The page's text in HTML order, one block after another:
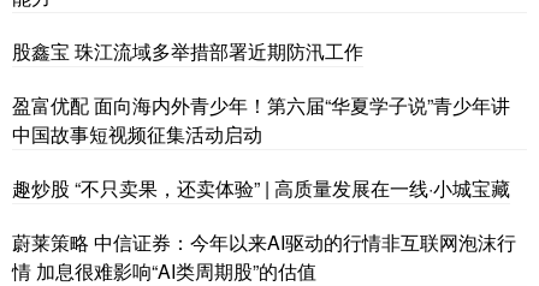
股鑫宝 珠江流域多举措部署近期防汛工作
盈富优配 面向海内外青少年！第六届“华夏学子说”青少年讲
中国故事短视频征集活动启动
趣炒股 “不只卖果，还卖体验” | 高质量发展在一线·小城宝藏
蔚莱策略 中信证券：今年以来AI驱动的行情非互联网泡沫行
情 加息很难影响“AI类周期股”的估值